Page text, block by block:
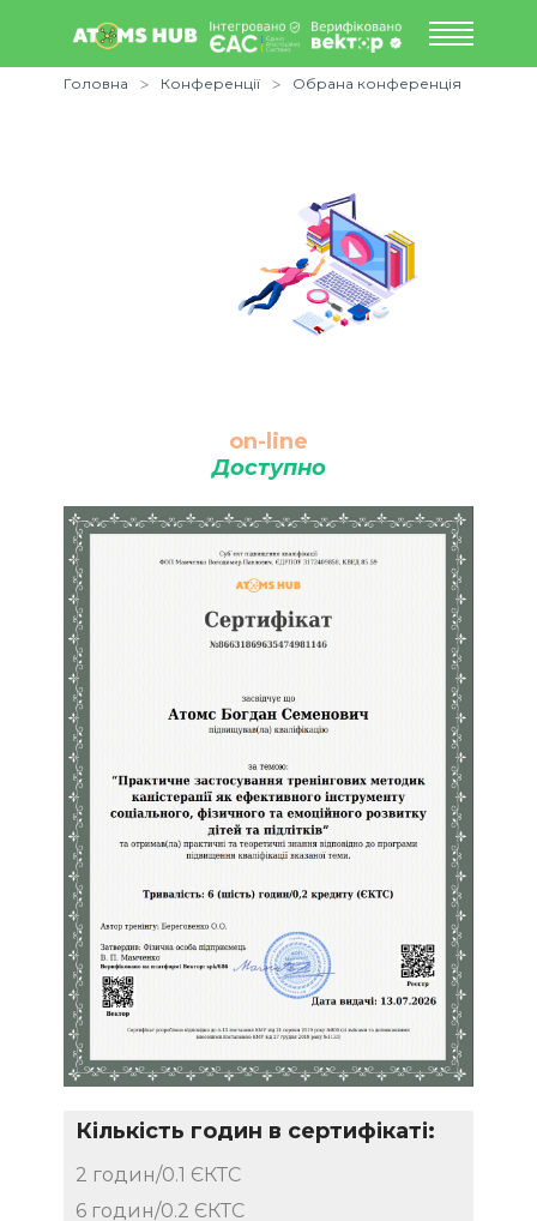
Головна Конференції Обрана конференція
on-line
Доступно
Кількість годин в сертифікаті:
2 годин/0.1 ЄКТС
6 годин/0.2 ЄКТС